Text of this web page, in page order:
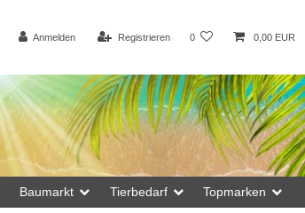
Anmelden Registrieren 0 0,00 EUR
Baumarkt Tierbedarf Topmarken